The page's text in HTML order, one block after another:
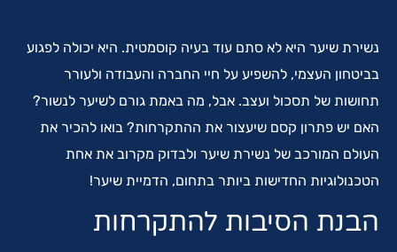
נשירת שיער היא לא סתם עוד בעיה קוסמטית. היא יכולה לפגוע
בביטחון העצמי, להשפיע על חיי החברה והעבודה ולעורר
תחושות של תסכול ועצב. אבל, מה באמת גורם לשיער לנשור?
האם יש פתרון קסם שיעצור את ההתקרחות? בואו להכיר את
העולם המורכב של נשירת שיער ולבדוק מקרוב את אחת
הטכנולוגיות החדישות ביותר בתחום, הדמיית שיער!
הבנת הסיבות להתקרחות